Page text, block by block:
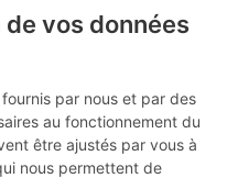
de L3
vos données
par nous et par des
au fonctionnement du
être ajustés par vous à
nous permettent de